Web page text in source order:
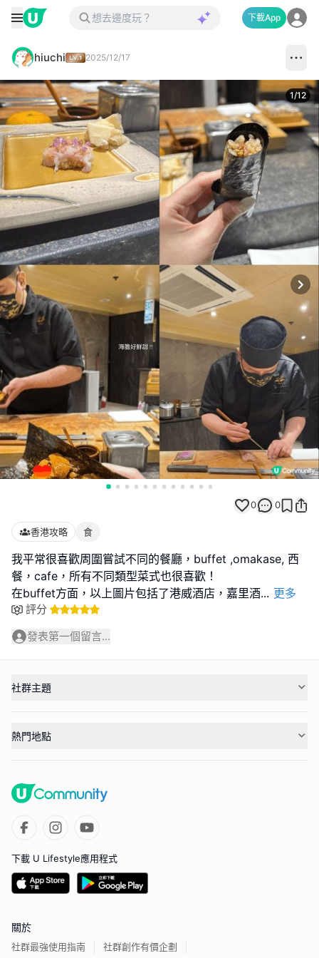
下載App
hiuchi 2025/12/17
1/12
0 0
香港攻略 食
我平常很喜歡周圍嘗試不同的餐廳，buffet ,omakase, 西
餐，cafe，所有不同類型菜式也很喜歡！
在buffet方面，以上圖片包括了港威酒店，嘉里酒... 更多
評分
發表第一個留言...
社群主題
熱門地點
下載 U Lifestyle應用程式
關於
社群最強使用指南 社群創作有價企劃